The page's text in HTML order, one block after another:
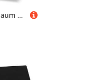
Saarschaum Verbundschaum Platten RG 80 • 202x102x8cm • Premium Verbundschaumstoff Schaumstoffplatten • Hartschaumstoff Meterware • Schwerschaum Dämmplatten Schallisolierung